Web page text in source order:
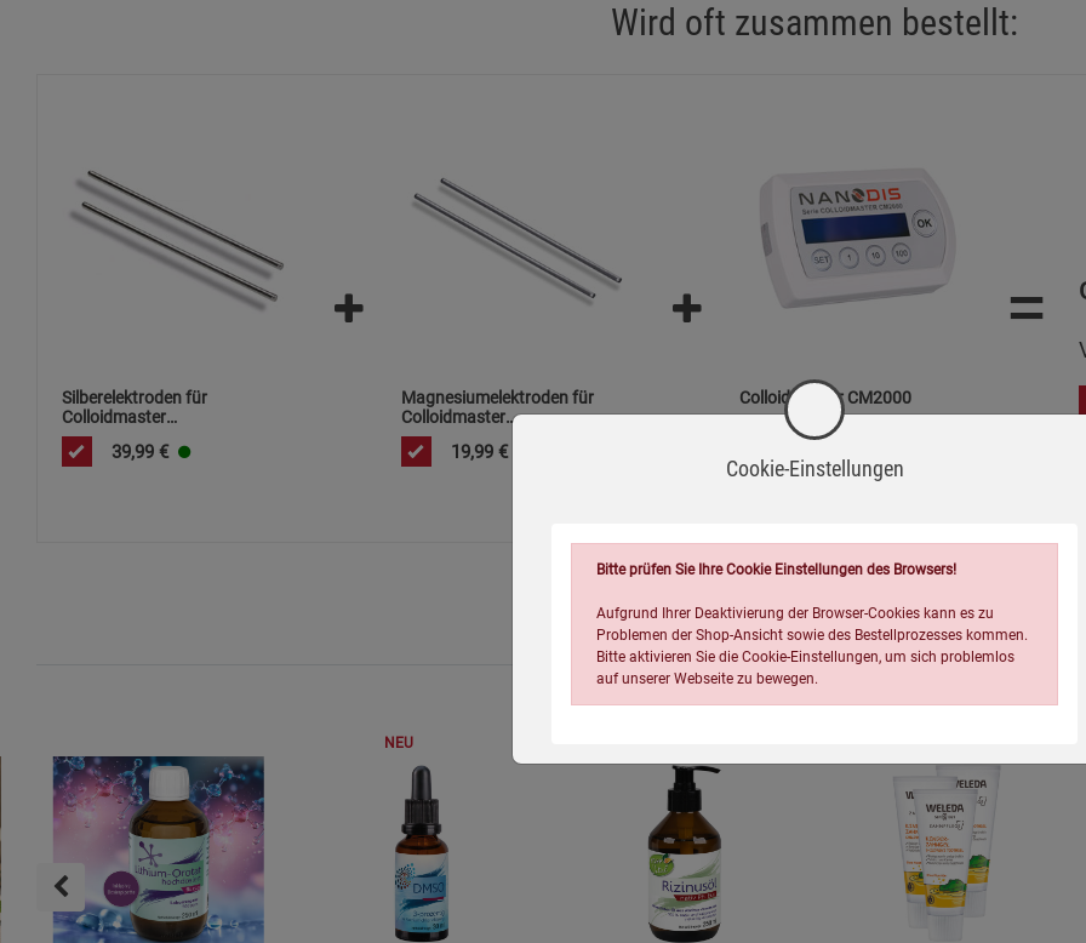
Wird oft zusammen bestellt:
Silberelektroden für
Colloidmaster
CM1000/CM2000
39,99 €
Magnesiumelektroden für
Colloidmaster
CM1000/CM2000
19,99 €
Colloidmaster CM2000
=
Topseller der Kategorie
NEU
Cookie-Einstellungen
Bitte prüfen Sie Ihre Cookie Einstellungen des Browsers!
Aufgrund Ihrer Deaktivierung der Browser-Cookies kann es zu
Problemen der Shop-Ansicht sowie des Bestellprozesses kommen.
Bitte aktivieren Sie die Cookie-Einstellungen, um sich problemlos
auf unserer Webseite zu bewegen.
Einstellungen speichern für die GruppeEinstellungen speichern für die Gruppe
Einstellungen speichern für
Einwilligung nicht erteilen